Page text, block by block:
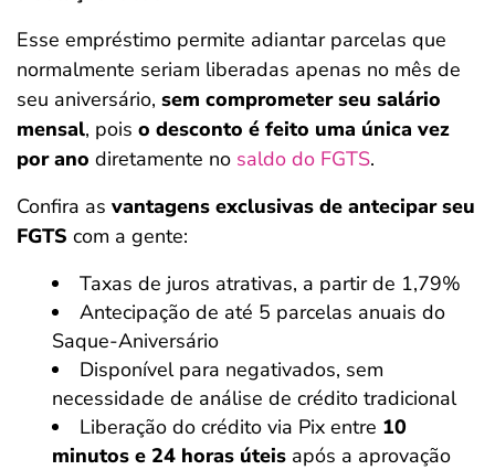
Esse empréstimo permite adiantar parcelas que
normalmente seriam liberadas apenas no mês de
seu aniversário, sem comprometer seu salário
mensal, pois o desconto é feito uma única vez
por ano diretamente no saldo do FGTS.
Confira as vantagens exclusivas de antecipar seu
FGTS com a gente:
Taxas de juros atrativas, a partir de 1,79%
Antecipação de até 5 parcelas anuais do
Saque-Aniversário
Disponível para negativados, sem
necessidade de análise de crédito tradicional
Liberação do crédito via Pix entre 10
minutos e 24 horas úteis após a aprovação